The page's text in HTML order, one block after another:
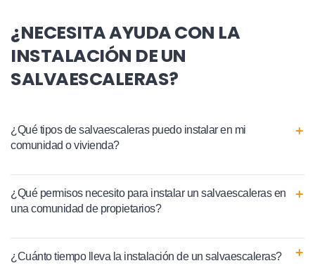
¿NECESITA AYUDA CON LA
INSTALACIÓN DE UN
SALVAESCALERAS?
¿Qué tipos de salvaescaleras puedo instalar en mi
comunidad o vivienda?
¿Qué permisos necesito para instalar un salvaescaleras en
una comunidad de propietarios?
¿Cuánto tiempo lleva la instalación de un salvaescaleras?